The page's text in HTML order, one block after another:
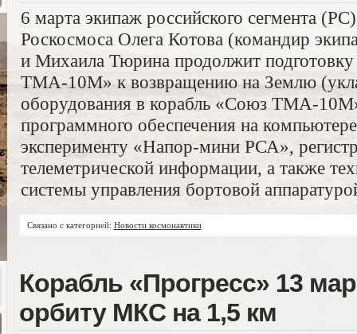
6 марта экипаж российского сегмента
Роскосмоса Олега Котова (командир
и Михаила Тюрина продолжит
ТМА-10М» к возвращению на Землю
оборудования в корабль «Союз ТМА-
программного обеспечения на
эксперименту «Напор-мини РСА»,
телеметрической информации, а также
системы управления бортовой
Связано с категорией: Новости космонавтики
Корабль «Прогресс» 13
орбиту МКС на 1,5 км